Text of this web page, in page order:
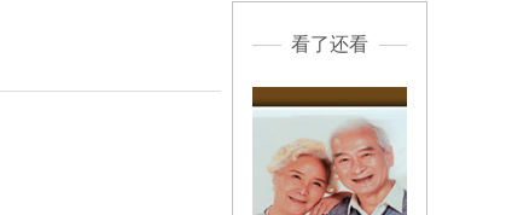
看了还看